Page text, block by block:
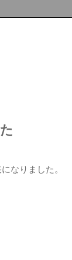
なりました。